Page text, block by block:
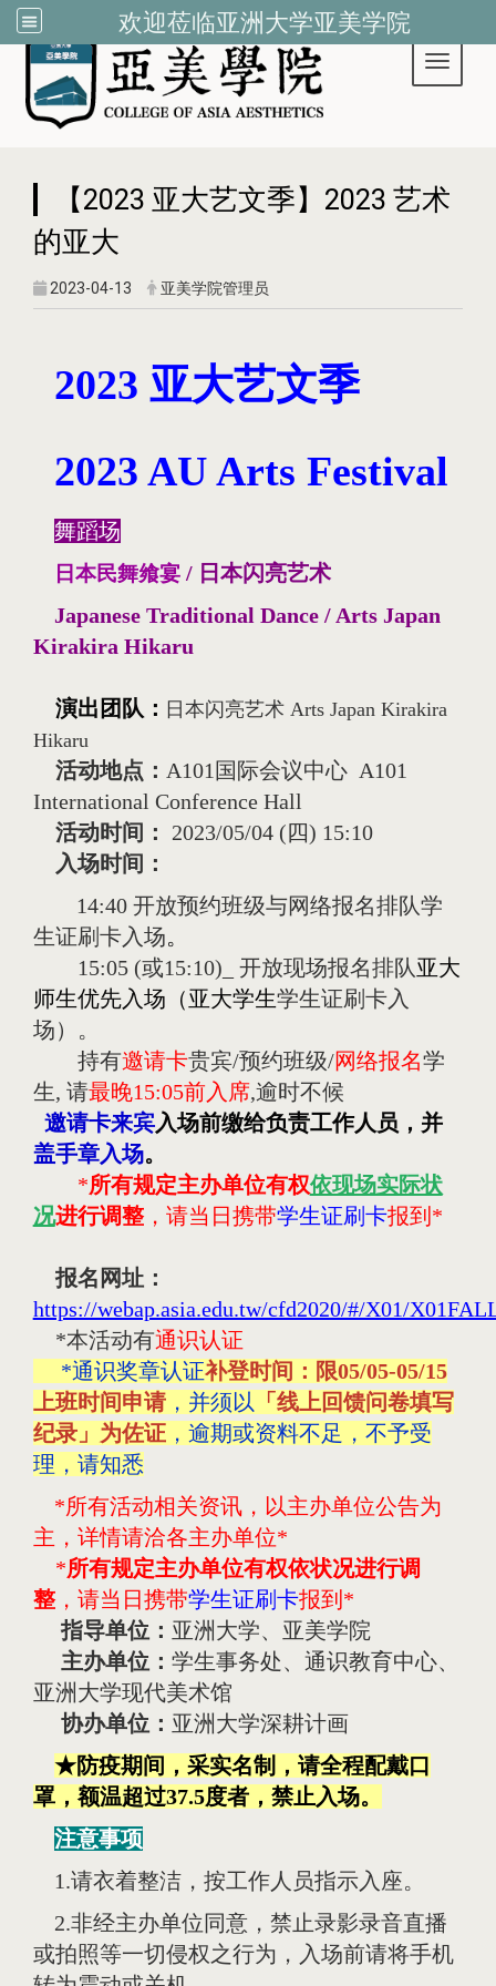
欢迎莅临亚洲大学亚美学院
Toggle
【2023 亚大艺文季】2023 艺术
的亚大
2023-04-13 亚美学院管理员
2023 亚大艺文季
2023 AU Arts Festival
舞蹈场
日本民舞飨宴 / 日本闪亮艺术
Japanese Traditional Dance / Arts Japan
Kirakira Hikaru
演出团队 ： 日本闪亮艺术 Arts Japan Kirakira
Hikaru
活动地点： A101 国际会议中心A101
International Conference Hall
活动时间：
2023/05/04 ( 四) 15:10
入场时间：
14:40 开放预约班级与网络报名排队学
生证刷卡入场。
15:05 (或15:10)_ 开放现场报名排队亚大
师生优先入场（亚大学生学生证刷卡入
场）。
持有邀请卡贵宾/预约班级/网络报名学
生, 请最晚15:05前入席,逾时不候
邀请卡来宾入场前缴给负责工作人员，并
盖手章入场。
*所有规定主办单位有权依现场实际状
况进行调整，请当日携带学生证刷卡报到 *
报名网址：
https://webap.asia.edu.tw/cfd2020/#/X01/
*本活动有通识认证
*通识奖章认证补登时间：限05/05-05/15
上班时间申请，并须以 「线上回馈问卷填写
纪录」为佐证，逾期或资料不足，不予受
理，请知悉
*所有活动相关资讯，以主办单位公告为
主，详情请洽各主办单位*
*所有规定主办单位有权依状况进行调
整，请当日携带学生证刷卡报到 *
指导单位： 亚洲大学、亚美学院
主办单位： 学生事务处、通识教育中心、
亚洲大学现代美术馆
协办单位： 亚洲大学深耕计画
★防疫期间，采实名制，请全程配戴口
罩，额温超过37.5度者，禁止入场。
注意事项
1.请衣着整洁，按工作人员指示入座。
2.非经主办单位同意，禁止录影录音直播
或拍照等一切侵权之行为，入场前请将手机